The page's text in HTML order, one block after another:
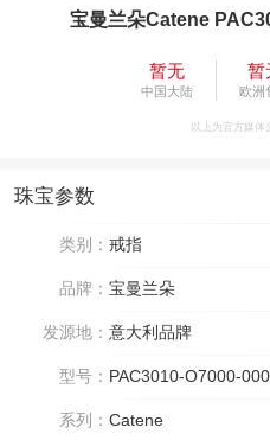
宝曼兰朵Catene
暂无
中国大陆
暂
欧洲
以上为官方媒体
珠宝参数
类别： 戒指
品牌： 宝曼兰朵
发源地： 意大利品牌
型号： PAC3010-O7000-
系列： Catene